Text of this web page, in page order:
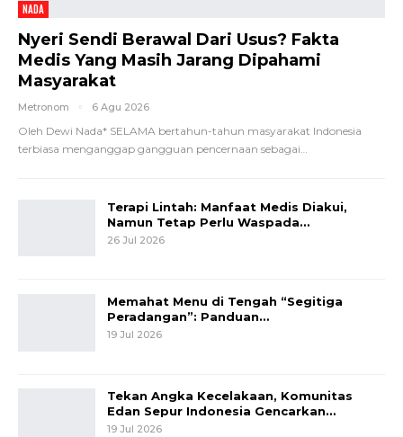
NADA
Nyeri Sendi Berawal Dari Usus? Fakta
Medis Yang Masih Jarang Dipahami
Masyarakat
Metronom 6 Agu 2026
Oleh Dewi Nada* SELAMA bertahun-tahun masyarakat Indonesia
terbiasa menganggap gangguan pencernaan sebagai
Terapi Lintah: Manfaat Medis Diakui,
Namun Tetap Perlu Waspada…
26 Jul 2026
Memahat Menu di Tengah “Segitiga
Peradangan”: Panduan…
19 Jul 2026
Tekan Angka Kecelakaan, Komunitas
Edan Sepur Indonesia Gencarkan…
19 Jul 2026